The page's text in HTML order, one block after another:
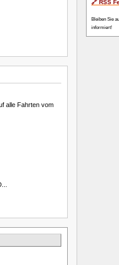
alle Fahrten vom
🔗 RSS
Bleiben Sie
informiert!